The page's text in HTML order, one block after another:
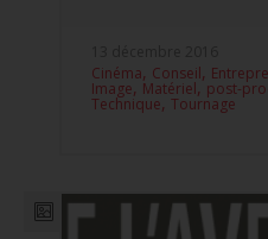
Cinéma, Conseil,
Image, Matériel,post-
Technique, Tournage